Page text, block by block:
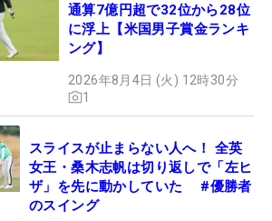
通算7億円超で32位から28位
に浮上【米国男子賞金ランキ
ング】
2026年8月4日 (火) 12時30分
1
スライスが止まらない人へ！ 全英
女王・桑木志帆は切り返しで「左ヒ
ザ」を先に動かしていた #優勝者
のスイング